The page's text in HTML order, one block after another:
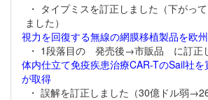
・ タイプミスを訂正しました（下がっ
ました）
視力を回復する無線の網膜移植製品を欧
・ 1段落目の 発売後→市販品 に訂正
体内仕立て免疫疾患治療CAR-TのSail社
が取得
・ 誤解を訂正しました（30億ドル弱